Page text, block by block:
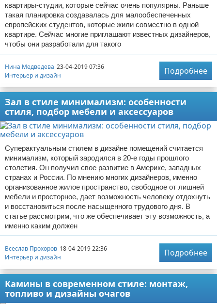
квартиры-студии, которые сейчас очень популярны. Раньше
такая планировка создавалась для малообеспеченных
европейских студентов, которые жили совместно в одной
квартире. Сейчас многие приглашают известных дизайнеров,
чтобы они разработали для такого
Нина Медведева 23-04-2019 07:36
Интерьер и дизайн
Подробнее
Зал в стиле минимализм: особенности
стиля, подбор мебели и аксессуаров
Суперактуальным стилем в дизайне помещений считается
минимализм, который зародился в 20-е годы прошлого
столетия. Он получил свое развитие в Америке, западных
странах и России. По мнению многих дизайнеров, именно
организованное жилое пространство, свободное от лишней
мебели и просторное, дает возможность человеку отдохнуть
и восстановиться после насыщенного трудового дня. В
статье рассмотрим, что же обеспечивает эту возможность, а
именно каким должен
Всеслав Прохоров 18-04-2019 22:36
Интерьер и дизайн
Подробнее
Камины в современном стиле: монтаж,
топливо и дизайны очагов